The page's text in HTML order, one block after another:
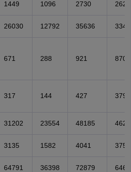
1449 1096 2730 2622
26030 12792 35636
671 288 921 870
317 144 427 379
31202 23554 48185
3135 1582 4041 3755
64791 36398 72879